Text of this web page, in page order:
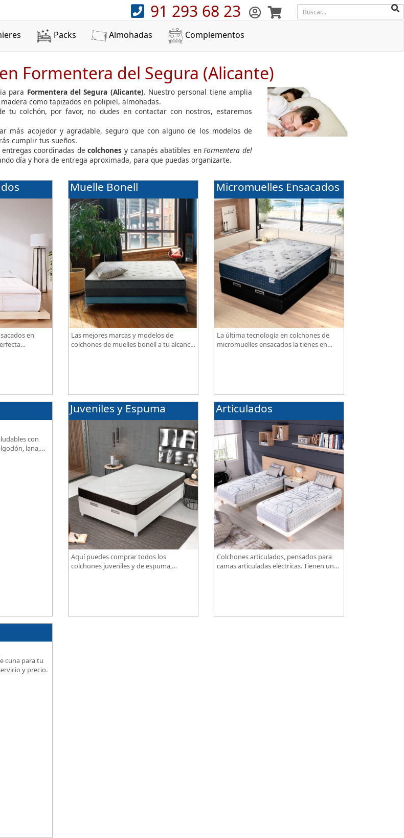
91 293 68 23
Packs Almohadas Complementos
Formentera del Segura (Alicante)
para Formentera del Segura (Alicante). Nuestro personal tiene amplia
como tapizados en polipiel, almohadas.
colchón, por favor, no dudes en contactar con nostros, estaremos
acojedor y agradable, seguro que con alguno de los modelos de
cumplir tus sueños.
entregas coordinadas decolchones y canapés abatibles enFormentera del
día y hora de entrega aproximada, para que puedas organizarte.
en
Muelle Bonell
Las mejores marcas y modelos de
colchones de muelles bonell a tu alcance,
Micromuelles Ensacados
La última tecnología en colchones de
micromuelles ensacados la tienes en
con
lana,
Juveniles y Espuma
Aquí puedes comprar todos los
colchones juveniles y de espuma,
Articulados
Colchones articulados, pensados para
camas articuladas eléctricas. Tienen un
cuna para tu
y precio.